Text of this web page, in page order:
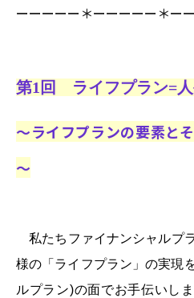
ーーーーー＊ーーーーー＊ー
第1回 ライフプラン=人
～ライフプランの要素と
～
私たちファイナンシャルプ
様の「ライフプラン」の実現
ルプラン)の面でお手伝いし